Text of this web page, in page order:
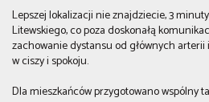
Lepszej lokalizacji nie znajdziecie, 3
Litewskiego, co poza doskonałą
zachowanie dystansu od głównych
w ciszy i spokoju.
Dla mieszkańców przygotowano wspólny